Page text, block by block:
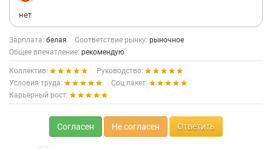
нет
Зарплата: белая Соответствие рынку: рыночное
Общее впечатление: рекомендую
Коллектив:
Руководство:
Условия труда:
Соц.пакет:
Карьерный рост:
Согласен Не согласен Ответить